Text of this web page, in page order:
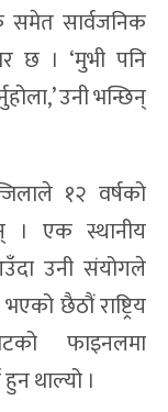
सार्वजनिक
छ । ‘मुभी पनि
उनी भन्छिन्
१२ वर्षको
। एक स्थानीय
उनी संयोगले
छैठौं राष्ट्रिय
फाइनलमा
थाल्यो ।